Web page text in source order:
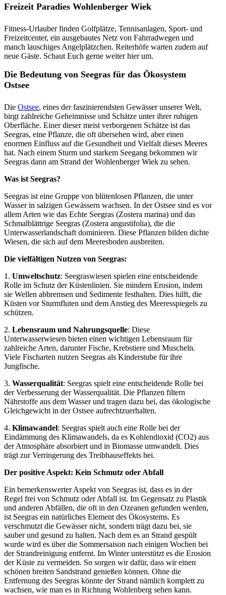
Freizeit Paradies Wohlenberger Wiek
Fitness-Urlauber finden Golfplätze, Tennisanlagen, Sport- und
Freizeitcenter, ein ausgebautes Netz von Fahrradwegen und
manch lauschiges Angelplätzchen. Reiterhöfe warten zudem auf
neue Gäste. Schaut Euch gerne weiter hier um.
Die Bedeutung von Seegras für das Ökosystem
Ostsee
Die Ostsee, eines der faszinierendsten Gewässer unserer Welt,
birgt zahlreiche Geheimnisse und Schätze unter ihrer ruhigen
Oberfläche. Einer dieser meist verborgenen Schätze ist das
Seegras, eine Pflanze, die oft übersehen wird, aber einen
enormen Einfluss auf die Gesundheit und Vielfalt dieses Meeres
hat. Nach einem Sturm und starkem Seegang bekommen wir
Seegras dann am Strand der Wohlenberger Wiek zu sehen.
Was ist Seegras?
Seegras ist eine Gruppe von blütenlosen Pflanzen, die unter
Wasser in salzigen Gewässern wachsen. In der Ostsee sind es vor
allem Arten wie das Echte Seegras (Zostera marina) und das
Schmalblättrige Seegras (Zostera angustifolia), die die
Unterwasserlandschaft dominieren. Diese Pflanzen bilden dichte
Wiesen, die sich auf dem Meeresboden ausbreiten.
Die vielfältigen Nutzen von Seegras:
1. Umweltschutz: Seegraswiesen spielen eine entscheidende
Rolle im Schutz der Küstenlinien. Sie mindern Erosion, indem
sie Wellen abbremsen und Sedimente festhalten. Dies hilft, die
Küsten vor Sturmfluten und dem Anstieg des Meeresspiegels zu
schützen.
2. Lebensraum und Nahrungsquelle: Diese
Unterwasserwiesen bieten einen wichtigen Lebensraum für
zahlreiche Arten, darunter Fische, Krebstiere und Muscheln.
Viele Fischarten nutzen Seegras als Kinderstube für ihre
Jungfische.
3. Wasserqualität: Seegras spielt eine entscheidende Rolle bei
der Verbesserung der Wasserqualität. Die Pflanzen filtern
Nährstoffe aus dem Wasser und tragen dazu bei, das ökologische
Gleichgewicht in der Ostsee aufrechtzuerhalten.
4. Klimawandel: Seegras spielt auch eine Rolle bei der
Eindämmung des Klimawandels, da es Kohlendioxid (CO2) aus
der Atmosphäre absorbiert und in Biomasse umwandelt. Dies
trägt zur Verringerung des Treibhauseffekts bei.
Der positive Aspekt: Kein Schmutz oder Abfall
Ein bemerkenswerter Aspekt von Seegras ist, dass es in der
Regel frei von Schmutz oder Abfall ist. Im Gegensatz zu Plastik
und anderen Abfällen, die oft in den Ozeanen gefunden werden,
ist Seegras ein natürliches Element des Ökosystems. Es
verschmutzt die Gewässer nicht, sondern trägt dazu bei, sie
sauber und gesund zu halten. Nach dem es an Strand gespült
wurde wird es über die Sommersaison nach einigen Wochen bei
der Strandreinigung entfernt. Im Winter unterstützt es die Erosion
der Küste zu vermeiden. So sorgen wir dafür, dass wir einen
schönen breiten Sandstrand genießen können. Ohne die
Entfernung des Seegras könnte der Strand nämlich komplett zu
wachsen, wie man es in Richtung Wohlenberg sehen kann.